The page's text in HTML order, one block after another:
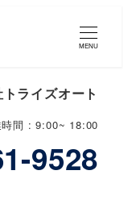
MENU
ライズオート
時間 : 9:00~ 18:00
9528